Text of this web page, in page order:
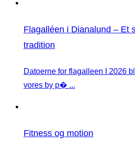
Flagalléen i Dianalund – Et
tradition
Datoerne for flagalleen I 2026
vores by p� ...
Fitness og motion